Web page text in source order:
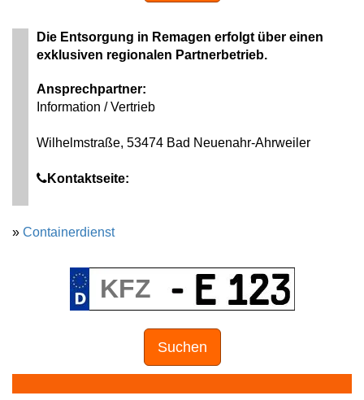
Die Entsorgung in Remagen erfolgt über einen
exklusiven regionalen Partnerbetrieb.
Ansprechpartner:
Information / Vertrieb
Wilhelmstraße, 53474 Bad Neuenahr-Ahrweiler
Kontaktseite:
» Containerdienst
Suchen